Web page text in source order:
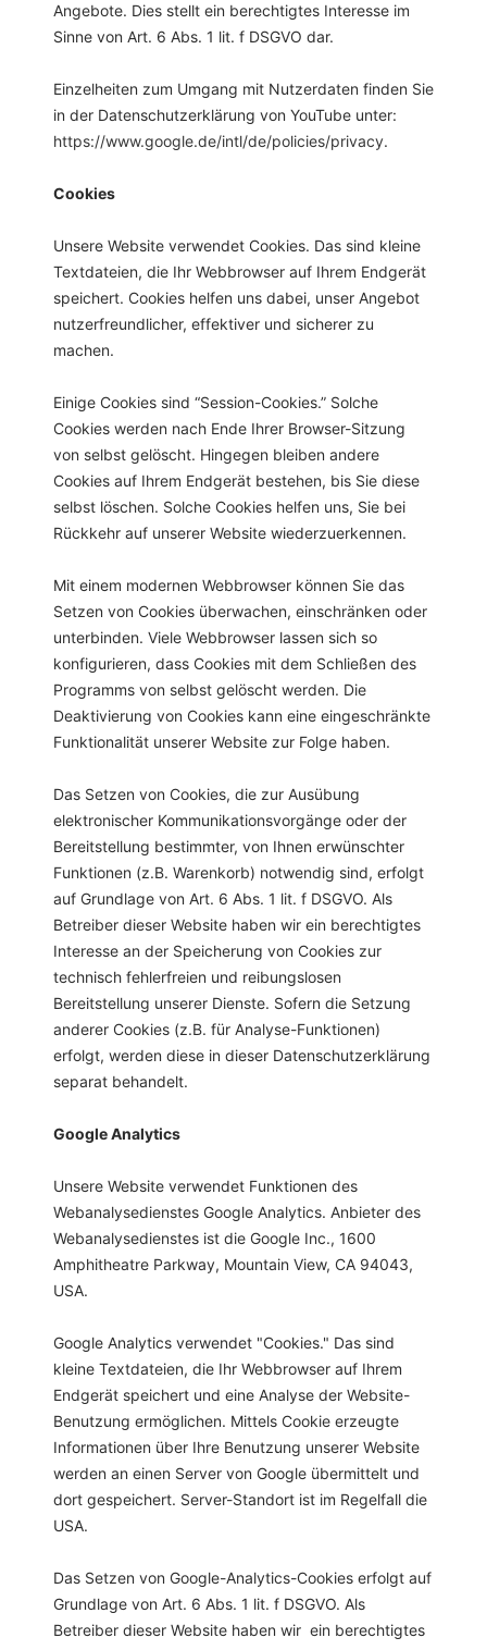
Angebote. Dies stellt ein berechtigtes Interesse im
Sinne von Art. 6 Abs. 1 lit. f DSGVO dar.
Einzelheiten zum Umgang mit Nutzerdaten finden Sie
in der Datenschutzerklärung von YouTube unter:
https://www.google.de/intl/de/policies/privacy.
Cookies
Unsere Website verwendet Cookies. Das sind kleine
Textdateien, die Ihr Webbrowser auf Ihrem Endgerät
speichert. Cookies helfen uns dabei, unser Angebot
nutzerfreundlicher, effektiver und sicherer zu
machen.
Einige Cookies sind “Session-Cookies.” Solche
Cookies werden nach Ende Ihrer Browser-Sitzung
von selbst gelöscht. Hingegen bleiben andere
Cookies auf Ihrem Endgerät bestehen, bis Sie diese
selbst löschen. Solche Cookies helfen uns, Sie bei
Rückkehr auf unserer Website wiederzuerkennen.
Mit einem modernen Webbrowser können Sie das
Setzen von Cookies überwachen, einschränken oder
unterbinden. Viele Webbrowser lassen sich so
konfigurieren, dass Cookies mit dem Schließen des
Programms von selbst gelöscht werden. Die
Deaktivierung von Cookies kann eine eingeschränkte
Funktionalität unserer Website zur Folge haben.
Das Setzen von Cookies, die zur Ausübung
elektronischer Kommunikationsvorgänge oder der
Bereitstellung bestimmter, von Ihnen erwünschter
Funktionen (z.B. Warenkorb) notwendig sind, erfolgt
auf Grundlage von Art. 6 Abs. 1 lit. f DSGVO. Als
Betreiber dieser Website haben wir ein berechtigtes
Interesse an der Speicherung von Cookies zur
technisch fehlerfreien und reibungslosen
Bereitstellung unserer Dienste. Sofern die Setzung
anderer Cookies (z.B. für Analyse-Funktionen)
erfolgt, werden diese in dieser Datenschutzerklärung
separat behandelt.
Google Analytics
Unsere Website verwendet Funktionen des
Webanalysedienstes Google Analytics. Anbieter des
Webanalysedienstes ist die Google Inc., 1600
Amphitheatre Parkway, Mountain View, CA 94043,
USA.
Google Analytics verwendet "Cookies." Das sind
kleine Textdateien, die Ihr Webbrowser auf Ihrem
Endgerät speichert und eine Analyse der Website-
Benutzung ermöglichen. Mittels Cookie erzeugte
Informationen über Ihre Benutzung unserer Website
werden an einen Server von Google übermittelt und
dort gespeichert. Server-Standort ist im Regelfall die
USA.
Das Setzen von Google-Analytics-Cookies erfolgt auf
Grundlage von Art. 6 Abs. 1 lit. f DSGVO. Als
Betreiber dieser Website haben wir ein berechtigtes